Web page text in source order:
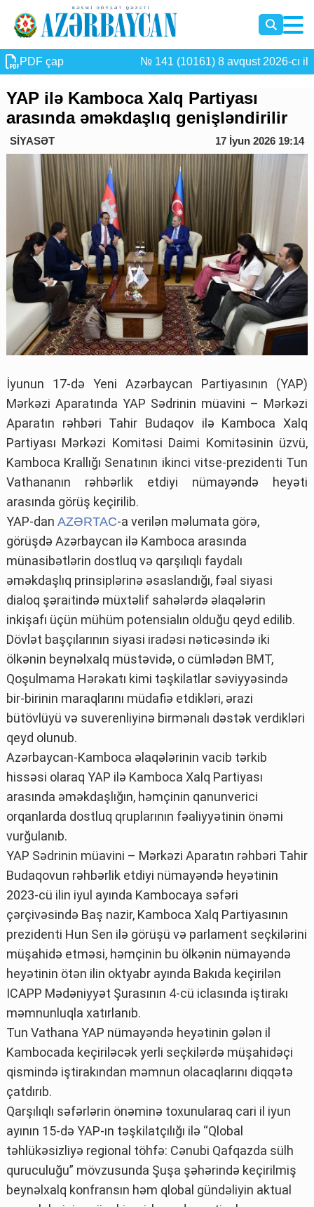
PDF çap № 141 (10161) 8 avqust 2026-cı il
YAP ilə Kamboca Xalq Partiyası
arasında əməkdaşlıq genişləndirilir
SİYASƏT 17 İyun 2026 19:14
İyunun 17-də Yeni Azərbaycan Partiyasının (YAP)
Mərkəzi Aparatında YAP Sədrinin müavini – Mərkəzi
Aparatın rəhbəri Tahir Budaqov ilə Kamboca Xalq
Partiyası Mərkəzi Komitəsi Daimi Komitəsinin üzvü,
Kamboca Krallığı Senatının ikinci vitse-prezidenti Tun
Vathananın rəhbərlik etdiyi nümayəndə heyəti
arasında görüş keçirilib.
YAP-dan AZƏRTAC-a verilən məlumata görə,
görüşdə Azərbaycan ilə Kamboca arasında
münasibətlərin dostluq və qarşılıqlı faydalı
əməkdaşlıq prinsiplərinə əsaslandığı, fəal siyasi
dialoq şəraitində müxtəlif sahələrdə əlaqələrin
inkişafı üçün mühüm potensialın olduğu qeyd edilib.
Dövlət başçılarının siyasi iradəsi nəticəsində iki
ölkənin beynəlxalq müstəvidə, o cümlədən BMT,
Qoşulmama Hərəkatı kimi təşkilatlar səviyyəsində
bir-birinin maraqlarını müdafiə etdikləri, ərazi
bütövlüyü və suverenliyinə birmənalı dəstək verdikləri
qeyd olunub.
Azərbaycan-Kamboca əlaqələrinin vacib tərkib
hissəsi olaraq YAP ilə Kamboca Xalq Partiyası
arasında əməkdaşlığın, həmçinin qanunverici
orqanlarda dostluq qruplarının fəaliyyətinin önəmi
vurğulanıb.
YAP Sədrinin müavini – Mərkəzi Aparatın rəhbəri Tahir
Budaqovun rəhbərlik etdiyi nümayəndə heyətinin
2023-cü ilin iyul ayında Kambocaya səfəri
çərçivəsində Baş nazir, Kamboca Xalq Partiyasının
prezidenti Hun Sen ilə görüşü və parlament seçkilərini
müşahidə etməsi, həmçinin bu ölkənin nümayəndə
heyətinin ötən ilin oktyabr ayında Bakıda keçirilən
ICAPP Mədəniyyət Şurasının 4-cü iclasında iştirakı
məmnunluqla xatırlanıb.
Tun Vathana YAP nümayəndə heyətinin gələn il
Kambocada keçiriləcək yerli seçkilərdə müşahidəçi
qismində iştirakından məmnun olacaqlarını diqqətə
çatdırıb.
Qarşılıqlı səfərlərin önəminə toxunularaq cari il iyun
ayının 15-də YAP-ın təşkilatçılığı ilə “Qlobal
təhlükəsizliyə regional töhfə: Cənubi Qafqazda sülh
quruculuğu” mövzusunda Şuşa şəhərində keçirilmiş
beynəlxalq konfransın həm qlobal gündəliyin aktual